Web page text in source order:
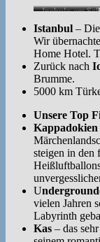
Inebulo am
Istanbul –
Wir
Home Hotel.
Zurück nach
Brumme.
5000 km
Unsere Top
Kappadokien
steigen in den
U
vielen Jahren
Labyrinth
Kas – das